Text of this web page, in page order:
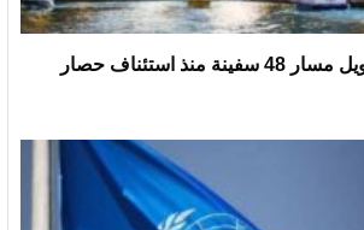
الولايات المتحدة: تحويل مسار 48 سفينة منذ استئناف حصار